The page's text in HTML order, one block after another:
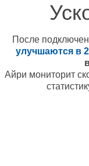
После
улучшаются в
Айри мониторит